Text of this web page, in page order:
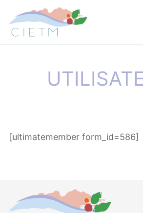
contenu
[ultimatemember form_id=586]